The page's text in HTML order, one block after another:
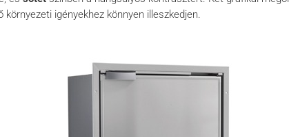
igényekhez könnyen illeszkedjen.